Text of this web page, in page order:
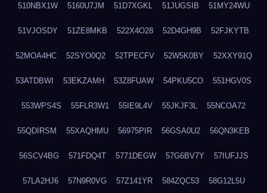
510NBX1W 5160U7JM 51D7XGKL 51JUGSIB 51MY24WU
51VJOSDY 51ZE8MKB 522X4O28 52D4GH9B 52FJKYTB
52MOA4HC 52SYO0Q2 52TPECFV 52W5K0BY 52XXY91Q
53ATDBWI 53EKZAMH 53Z8FUAW 54PKU5CO 551HGV0S
553WPS4S 55FLR3W1 55IE9L4V 55JKJF3L 55NCOA72
55QDIRSM 55XAQHMU 56975PIR 56GSA0U2 56QN3KEB
56SCV4BG 571FDQ4T 5771DEGW 57G6BV7Y 57IUFJJS
57LA2HJ6 57N9R0VG 57Z141YR 584ZQC53 58G12L5U